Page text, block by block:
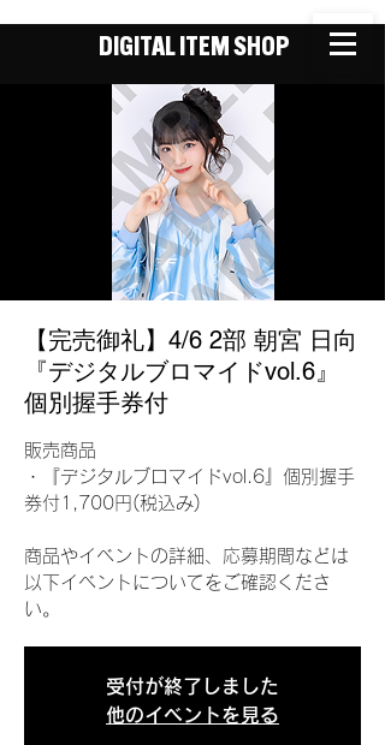
DIGITAL ITEM SHOP
【完売御礼】4/6 2部 朝宮 日向
『デジタルブロマイドvol.6』
個別握手券付
販売商品
・『デジタルブロマイドvol.6』個別握手
券付1,700円(税込み)
商品やイベントの詳細、応募期間などは
以下イベントについてをご確認くださ
い。
受付が終了しました
他のイベントを見る